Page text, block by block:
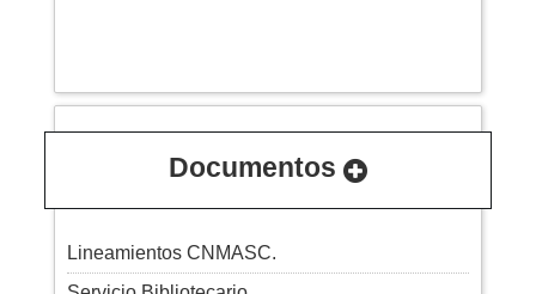
Documentos
Lineamientos CNMASC.